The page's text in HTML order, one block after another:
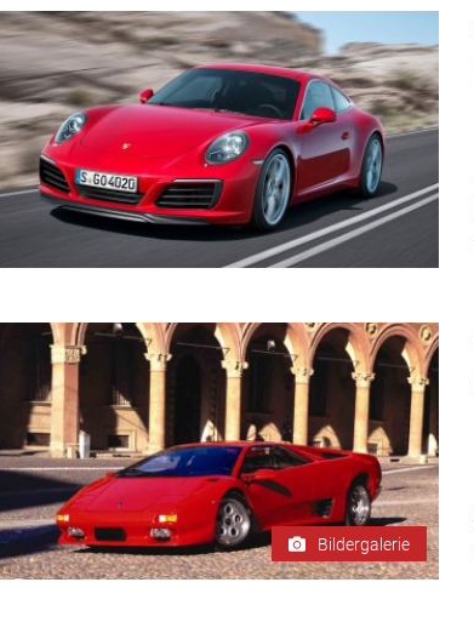
Bildergalerie